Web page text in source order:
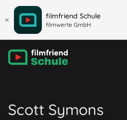
filmfriend Schule
filmwerte GmbH
Scott Symons